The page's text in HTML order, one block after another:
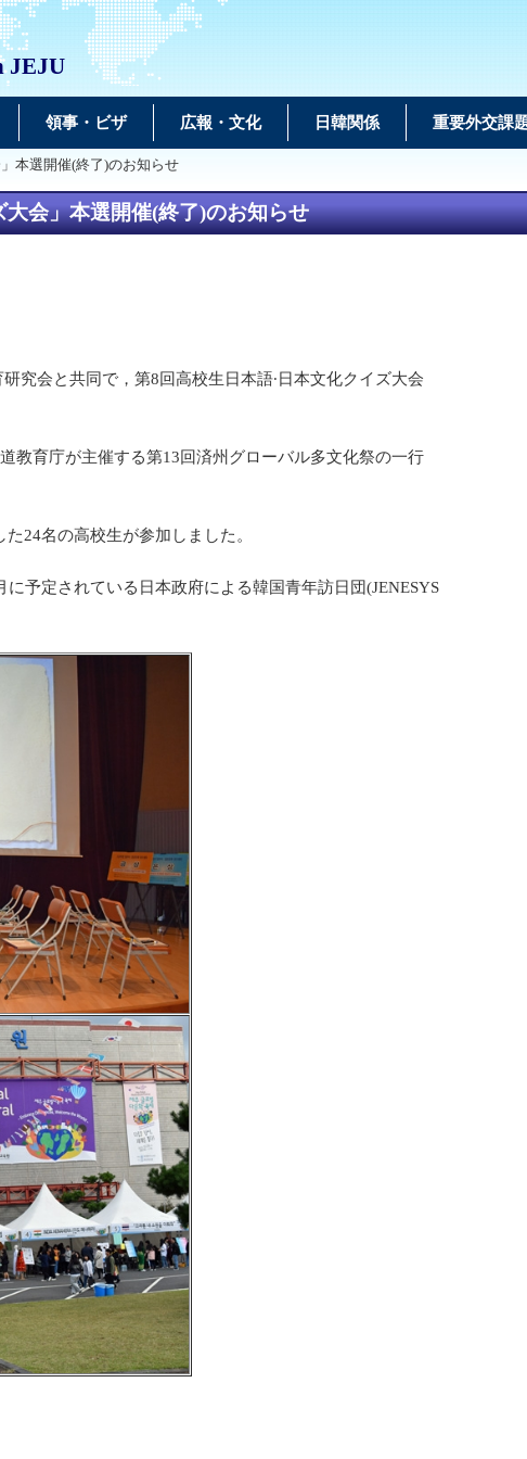
JEJU
領事・ビザ 広報・文化 日韓関係 重要外交課
本選開催(終了)のお知らせ
会」本選開催(終了)のお知らせ
究会と共同で，第8回高校生日本語∙日本文化クイズ大会
教育庁が主催する第13回済州グローバル多文化祭の一行
24名の高校生が参加しました。
予定されている日本政府による韓国青年訪日団(JENESYS